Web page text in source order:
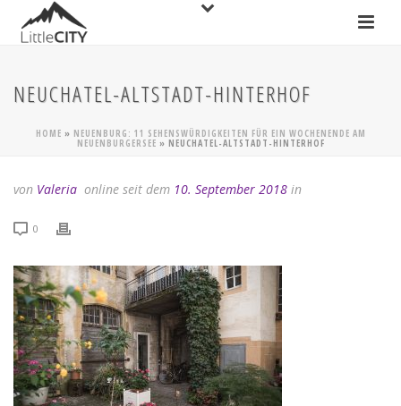
NEUCHATEL-ALTSTADT-HINTERHOF
HOME » NEUENBURG: 11 SEHENSWÜRDIGKEITEN FÜR EIN WOCHENENDE AM
NEUENBURGERSEE » NEUCHATEL-ALTSTADT-HINTERHOF
von Valeria online seit dem 10. September 2018 in
0